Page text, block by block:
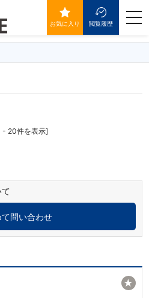
お気に入り 閲覧履歴
- 20件を表示]
て問い合わせ
★